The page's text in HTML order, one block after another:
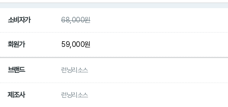
소비자가 68,000원
회원가 59,000원
브랜드 런닝리소스
제조사 런닝리소스